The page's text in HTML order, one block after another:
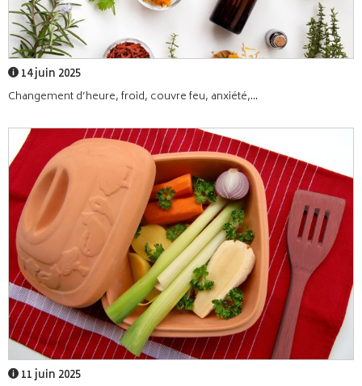
14 juin 2025
Changement d’heure, froid, couvre feu, anxiété,...
11 juin 2025